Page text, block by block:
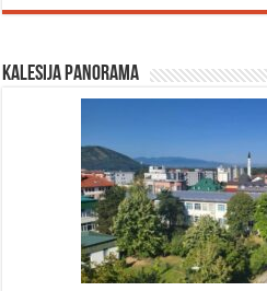
Kalesija panorama